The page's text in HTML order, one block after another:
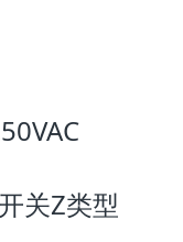
关Z类型